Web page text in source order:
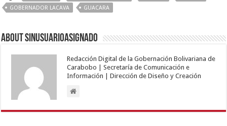
GOBERNADOR LACAVA
GUACARA
About sinusuarioasignado
Redacción Digital de la Gobernación Bolivariana de
Carabobo | Secretaría de Comunicación e
Información | Dirección de Diseño y Creación